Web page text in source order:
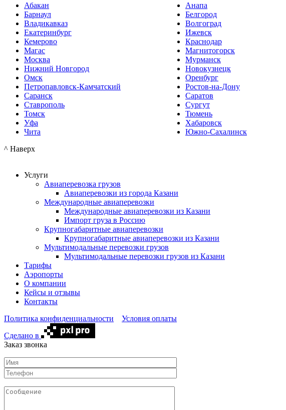
Абакан
Анапа
Барнаул
Белгород
Владикавказ
Волгоград
Екатеринбург
Ижевск
Кемерово
Краснодар
Магас
Магнитогорск
Москва
Мурманск
Нижний Новгород
Новокузнецк
Омск
Оренбург
Петропавловск-Камчатский
Ростов-на-Дону
Саранск
Саратов
Ставрополь
Сургут
Томск
Тюмень
Уфа
Хабаровск
Чита
Южно-Сахалинск
^ Наверх
Услуги
Авиаперевозка грузов
Авиаперевозки из города Казани
Международные авиаперевозки
Международные авиаперевозки из Казани
Импорт груза в Россию
Крупногабаритные авиаперевозки
Крупногабаритные авиаперевозки из Казани
Мультимодальные перевозки грузов
Мультимодальные перевозки грузов из Казани
Тарифы
Аэропорты
О компании
Кейсы и отзывы
Контакты
Политика конфиденциальности
Условия оплаты
Сделано в
Заказ звонка